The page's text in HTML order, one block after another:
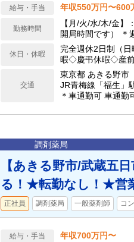
給与・手当 年収550万円〜600
勤務時間
【月/火/水/木/金
開局時間です） ＊
休日・休暇
完全週休2日制（
暇◇慶弔休暇◇産
交通
東京都 あきる野市
JR青梅線「福生
＊車通勤可 車通勤
調剤薬局
【あきる野市/武蔵五
る！★転勤なし！★営
正社員 調剤薬局 一般薬剤師 コ
給与・手当 年収700万円〜